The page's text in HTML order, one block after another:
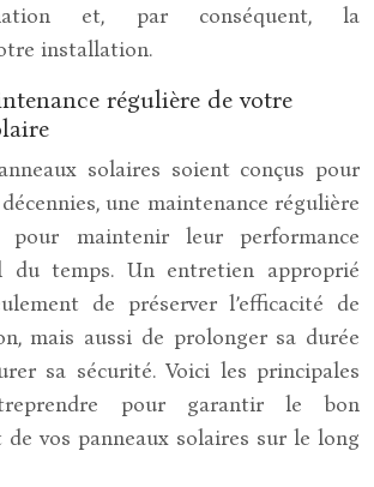
et, par conséquent, la
installation.
régulière de votre
solaires soient conçus pour
une maintenance régulière
pour maintenir leur performance
temps. Un entretien approprié
de préserver l’efficacité de
mais aussi de prolonger sa durée
sa sécurité. Voici les principales
pour garantir le bon
vos panneaux solaires sur le long